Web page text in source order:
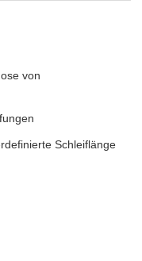
von
Schleiflänge